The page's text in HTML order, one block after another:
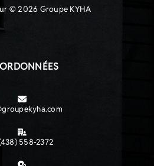
© 2026 Groupe KYHA
558-2372